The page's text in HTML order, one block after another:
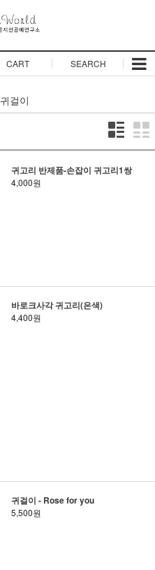
CART SEARCH
귀걸이
귀고리 반제품-손잡이 귀고리1쌍
4,000원
바로크사각 귀고리(은색)
4,400원
귀걸이 - Rose for you
5,500원